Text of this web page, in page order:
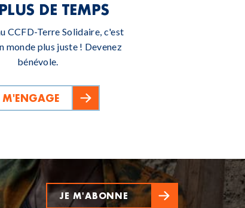
DE TEMPS
CCFD-Terre Solidaire, c'est
monde plus juste ! Devenez
bénévole.
M'ENGAGE
JE M'ABONNE